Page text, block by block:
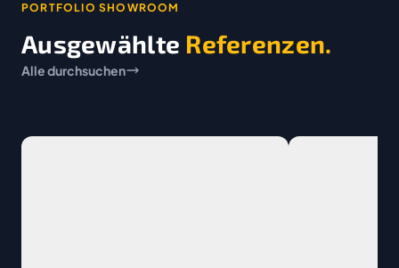
PORTFOLIO SHOWROOM
Ausgewählte Referenzen.
Alle durchsuchen